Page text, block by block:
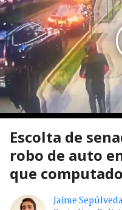
Escolta de
robo de auto
que
Jaime Sepúlveda